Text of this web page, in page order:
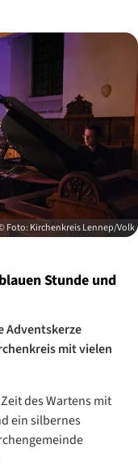
Foto: Kirchenkreis Lennep/Volk
Stunde und
Adventskerze
mit vielen
des Wartens mit
ein silbernes